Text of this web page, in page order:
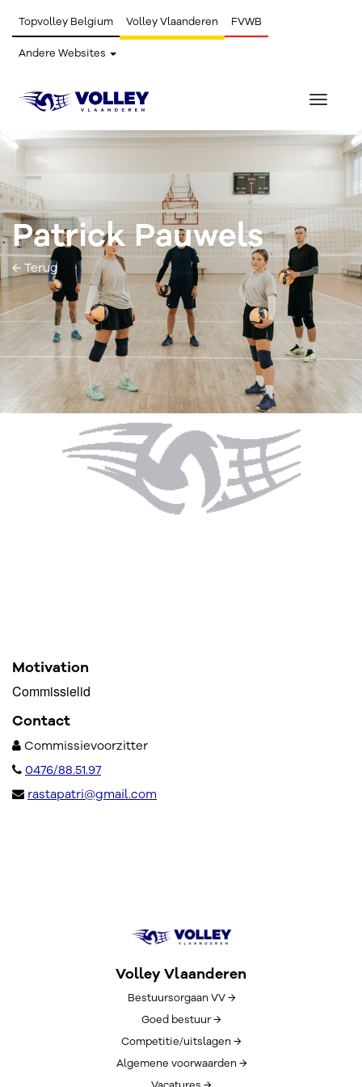
Topvolley Belgium Volley Vlaanderen FVWB
Andere Websites
Toggle
Patrick Pauwels
← Terug
Motivation
Commissielid
Contact
Commissievoorzitter
0476/88.51.97
rastapatri@gmail.com
Volley Vlaanderen
Bestuursorgaan VV →
Goed bestuur →
Competitie/uitslagen →
Algemene voorwaarden →